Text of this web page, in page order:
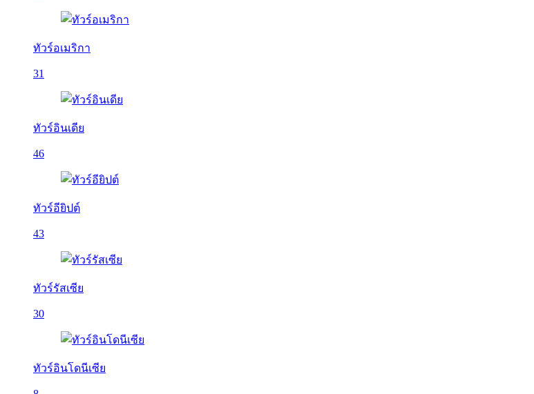
ทัวร์อเมริกา
31
ทัวร์อินเดีย
46
ทัวร์อียิปต์
43
ทัวร์รัสเซีย
30
ทัวร์อินโดนีเซีย